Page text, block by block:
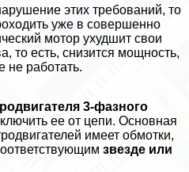
этих требований, то
уже в совершенно
мотор ухудшит свои
то есть, снизится мощность,
не работать.
3-фазного
ее от цепи. Основная
имеет обмотки,
звезде или